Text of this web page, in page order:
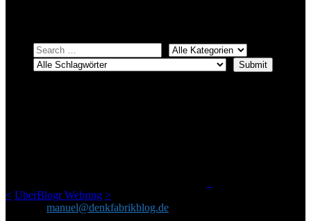
< UberBlogr Webring >
manuel@denkfabrikblog.de